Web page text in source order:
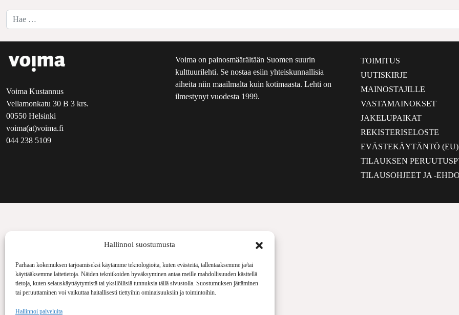
Hallinnoi suostumusta
Parhaan kokemuksen tarjoamiseksi käytämme teknologioita, kuten evästeitä, tallentaaksemme ja/tai
käyttääksemme laitetietoja. Näiden tekniikoiden hyväksyminen antaa meille mahdollisuuden käsitellä
tietoja, kuten selauskäyttäytymistä tai yksilöllisiä tunnuksia tällä sivustolla. Suostumuksen jättäminen
tai peruuttaminen voi vaikuttaa haitallisesti tiettyihin ominaisuuksiin ja toimintoihin.
Hallinnoi palveluita
Hae:
Voima Kustannus
Vellamonkatu 30 B 3 krs.
00550 Helsinki
voima(at)voima.fi
044 238 5109
Voima on painosmäärältään Suomen suurin
kulttuurilehti. Se nostaa esiin yhteiskunnallisia
aiheita niin maailmalta kuin kotimaasta. Lehti on
ilmestynyt vuodesta 1999.
TOIMITUS
UUTISKIRJE
MAINOSTAJILLE
VASTAMAINOKSET
JAKELUPAIKAT
REKISTERISELOSTE
EVÄSTEKÄYTÄNTÖ (EU)
TILAUKSEN
TILAUSOHJEET JA -